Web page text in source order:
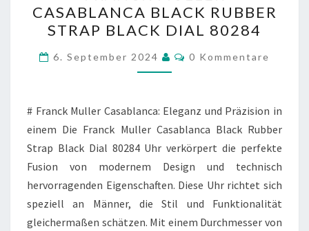
CASABLANCA
BLACK
RUBBER
STRAP
DIAL
80284
CASABLANCA BLACK RUBBER
STRAP BLACK DIAL 80284
6. September 2024 Kommentare
0 Kommentare
# Franck Muller Casablanca: Eleganz und Präzision in
einem Die Franck Muller Casablanca Black Rubber
Strap Black Dial 80284 Uhr verkörpert die perfekte
Fusion von modernem Design und technisch
hervorragenden Eigenschaften. Diese Uhr richtet sich
speziell an Männer, die Stil und Funktionalität
gleichermaßen schätzen. Mit einem Durchmesser von